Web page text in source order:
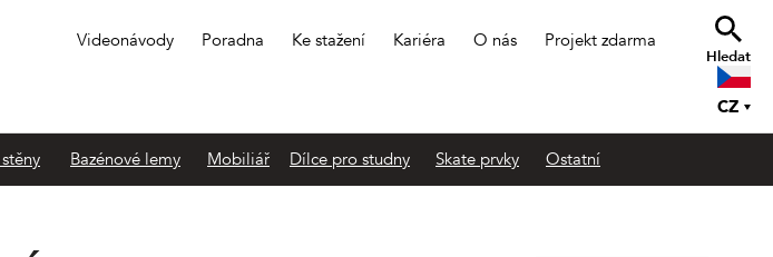
Videonávody Poradna Ke stažení Kariéra O nás Projekt zdarma
Hledat
CZ
Bazénové lemy Mobiliář Dílce pro studny Skate prvky Ostatní